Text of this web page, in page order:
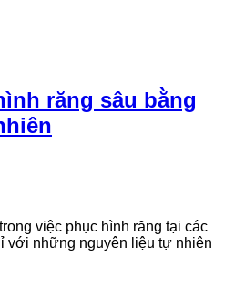
răng sâu bằng
việc phục hình răng tại các
với những nguyên liệu tự nhiên